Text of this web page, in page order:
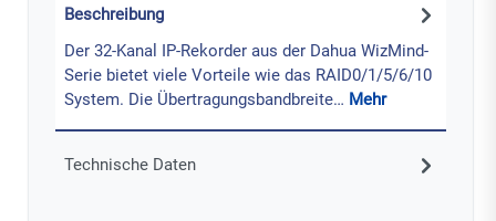
Beschreibung
Der 32-Kanal IP-Rekorder aus der Dahua WizMind-
Serie bietet viele Vorteile wie das RAID0/1/5/6/10
System. Die Übertragungsbandbreite… Mehr
Technische Daten